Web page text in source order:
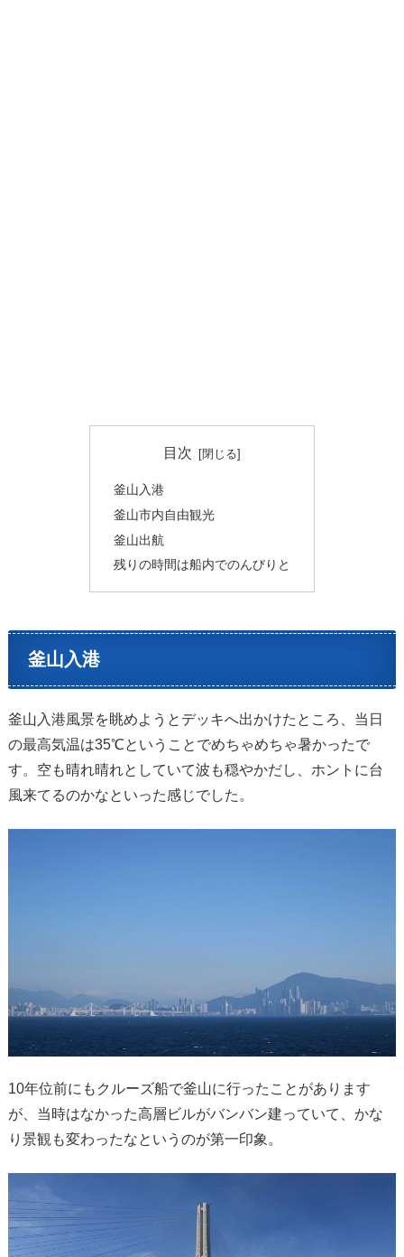
目次
釜山入港
釜山市内自由観光
釜山出航
残りの時間は船内でのんびりと
釜山入港
釜山入港風景を眺めようとデッキへ出かけたところ、当日
の最高気温は35℃ということでめちゃめちゃ暑かったで
す。空も晴れ晴れとしていて波も穏やかだし、ホントに台
風来てるのかなといった感じでした。
10年位前にもクルーズ船で釜山に行ったことがあります
が、当時はなかった高層ビルがバンバン建っていて、かな
り景観も変わったなというのが第一印象。